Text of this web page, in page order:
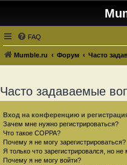
FAQ
Mumble.ru Форум Часто
Часто задаваемые
Вход на конференцию и
Зачем мне нужно регистрироваться?
Что такое COPPA?
Почему я не могу зарегистрироваться?
Я только что зарегистрировался, но не
Почему я не могу войти?